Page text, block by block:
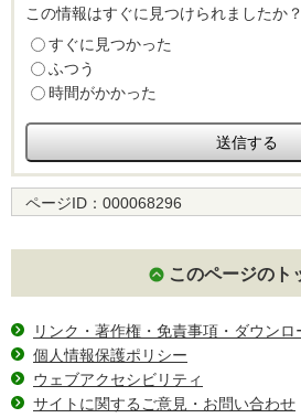
この情報はすぐに見つけられましたか？
すぐに見つかった
ふつう
時間がかかった
ページID： 000068296
このページのト
リンク・著作権・免責事項・ダウンロ
個人情報保護ポリシー
ウェブアクセシビリティ
サイトに関するご意見・お問い合わせ